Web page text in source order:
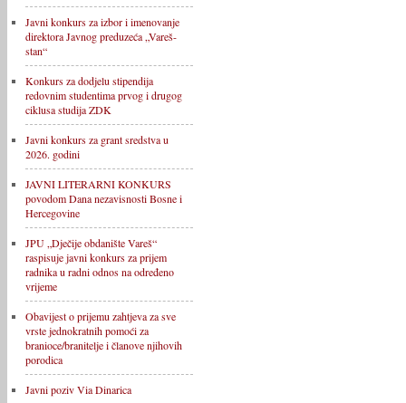
Javni konkurs za izbor i imenovanje
direktora Javnog preduzeća „Vareš-
stan“
Konkurs za dodjelu stipendija
redovnim studentima prvog i drugog
ciklusa studija ZDK
Javni konkurs za grant sredstva u
2026. godini
JAVNI LITERARNI KONKURS
povodom Dana nezavisnosti Bosne i
Hercegovine
JPU „Dječije obdanište Vareš“
raspisuje javni konkurs za prijem
radnika u radni odnos na određeno
vrijeme
Obavijest o prijemu zahtjeva za sve
vrste jednokratnih pomoći za
branioce/branitelje i članove njihovih
porodica
Javni poziv Via Dinarica